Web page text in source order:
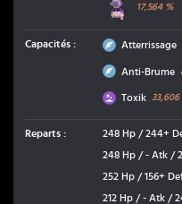
17,564%
Capacités : VolAtterrissage
VolAnti-Brume
Poison
Toxik 33,606
Reparts : 248 Hp / 244+
248 Hp / - Atk /
252 Hp / 156+
212 Hp / - Atk /